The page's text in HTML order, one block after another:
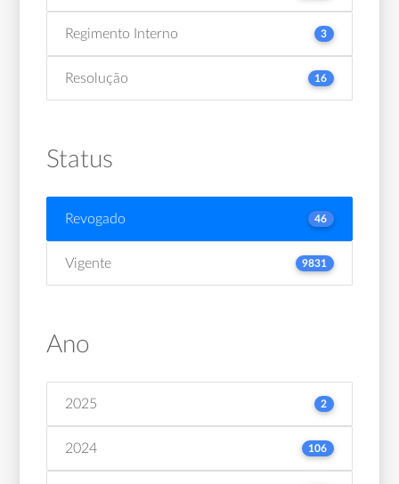
Regimento Interno 3
Resolução 16
Status
Revogado 46
Vigente 9831
Ano
2025 2
2024 106